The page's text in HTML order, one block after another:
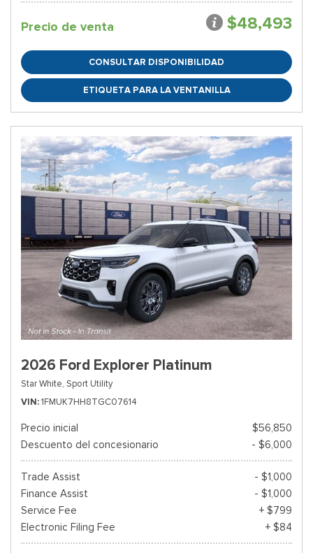
Precio de venta $48,493
CONSULTAR DISPONIBILIDAD
ETIQUETA PARA LA VENTANILLA
2026 Ford Explorer Platinum
Star White, Sport Utility
VIN 1FMUK7HH8TGC07614
Precio inicial
$56,850
Descuento del concesionario
- $6,000
Trade Assist
- $1,000
Finance Assist
- $1,000
Service Fee
+ $799
Electronic Filing Fee
+ $84